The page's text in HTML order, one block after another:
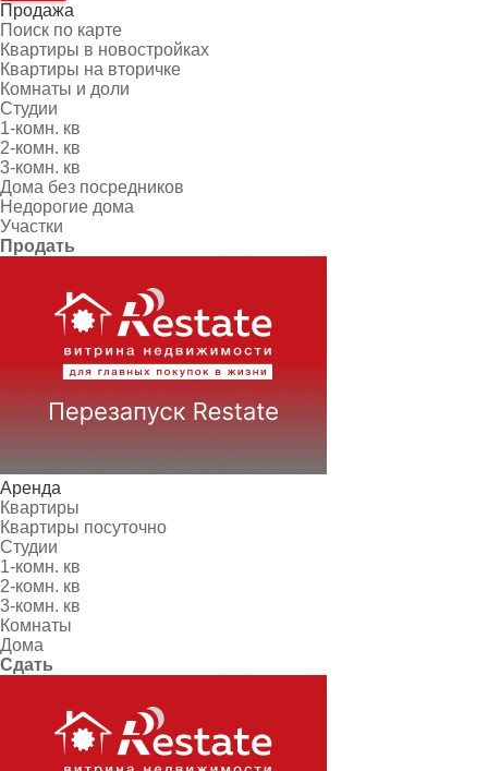
Продажа
Поиск по карте
Квартиры в новостройках
Квартиры на вторичке
Комнаты и доли
Студии
1-комн. кв
2-комн. кв
3-комн. кв
Дома без посредников
Недорогие дома
Участки
Продать
Аренда
Квартиры
Квартиры посуточно
Студии
1-комн. кв
2-комн. кв
3-комн. кв
Комнаты
Дома
Сдать